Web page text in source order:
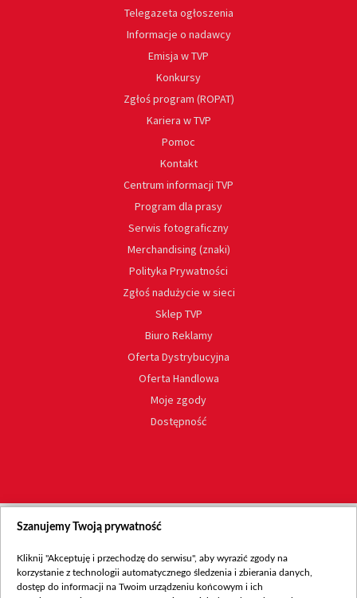
Telegazeta ogłoszenia
Informacje o nadawcy
Emisja w TVP
Konkursy
Zgłoś program (ROPAT)
Kariera w TVP
Pomoc
Kontakt
Centrum informacji TVP
Program dla prasy
Serwis fotograficzny
Merchandising (znaki)
Polityka Prywatności
Zgłoś nadużycie w sieci
Sklep TVP
Biuro Reklamy
Oferta Dystrybucyjna
Oferta Handlowa
Moje zgody
Dostępność
Szanujemy Twoją prywatność
Kliknij "Akceptuję i przechodzę do serwisu", aby wyrazić zgody na
korzystanie z technologii automatycznego śledzenia i zbierania danych,
dostęp do informacji na Twoim urządzeniu końcowym i ich